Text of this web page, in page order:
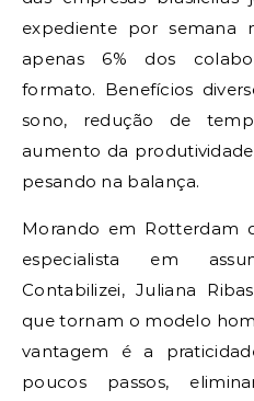
expediente por semana
apenas 6% dos
formato. Benefícios
sono, redução de
aumento da
pesando na balança.
Morando em Rotterdam
especialista em
Contabilizei, Juliana
que tornam o modelo
vantagem é a
poucos passos,